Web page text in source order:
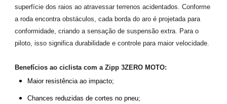
superfície dos raios ao atravessar terrenos acidentados. Conforme
a roda encontra obstáculos, cada borda do aro é projetada para
conformidade, criando a sensação de suspensão extra. Para o
piloto, isso significa durabilidade e controle para maior velocidade.
Benefícios ao ciclista com a Zipp 3ZERO MOTO:
Maior resistência ao impacto;
Chances reduzidas de cortes no pneu;